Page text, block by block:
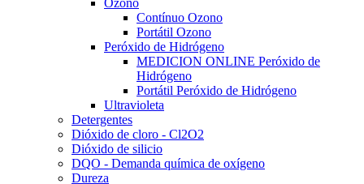
Contínuo Ozono
Portátil Ozono
Peróxido de Hidrógeno
MEDICION ONLINE Peróxido de
Hidrógeno
Portátil Peróxido de Hidrógeno
Ultravioleta
Detergentes
Dióxido de cloro - Cl2O2
Dióxido de silicio
DQO - Demanda química de oxígeno
Dureza